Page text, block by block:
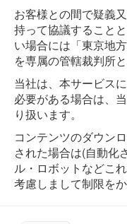
お客様との間で疑義
持って協議すること
い場合には「東京地
を専属の管轄裁判所と
当社は、本サービス
必要がある場合は、
り扱います。
コンテンツのダウン
された場合は(自動化
ル・ロボットなどこ
考慮しまして制限を